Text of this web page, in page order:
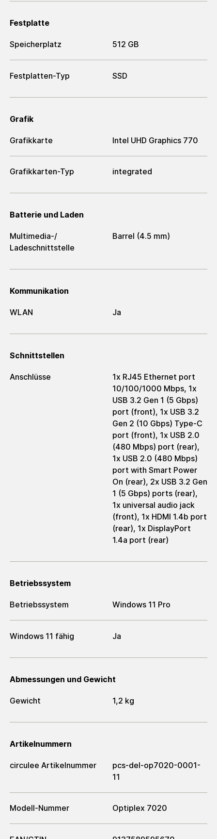
Festplatte
Speicherplatz 512 GB
Festplatten-Typ SSD
Grafik
Grafikkarte Intel UHD Graphics 770
Grafikkarten-Typ integrated
Batterie und Laden
Multimedia-/​
Ladeschnittstelle
Barrel (4.5 mm)
Kommunikation
WLAN Ja
Schnittstellen
Anschlüsse
1x RJ45 Ethernet port
10/100/1000 Mbps, 1x
USB 3.2 Gen 1 (5 Gbps)
port (front), 1x USB 3.2
Gen 2 (10 Gbps) Type-C
port (front), 1x USB 2.0
(480 Mbps) port (rear),
1x USB 2.0 (480 Mbps)
port with Smart Power
On (rear), 2x USB 3.2 Gen
1 (5 Gbps) ports (rear),
1x universal audio jack
(front), 1x HDMI 1.4b port
(rear), 1x DisplayPort
1.4a port (rear)
Betriebssystem
Betriebssystem Windows 11 Pro
Windows 11 fähig Ja
Abmessungen und Gewicht
Gewicht 1,2 kg
Artikelnummern
circulee Artikelnummer
pcs-del-op7020-0001-
11
Modell-Nummer Optiplex 7020